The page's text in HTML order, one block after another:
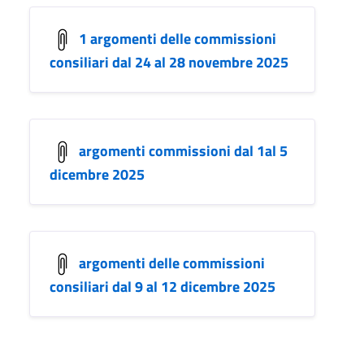
1 argomenti delle commissioni
consiliari dal 24 al 28 novembre 2025
argomenti commissioni dal 1al 5
dicembre 2025
argomenti delle commissioni
consiliari dal 9 al 12 dicembre 2025